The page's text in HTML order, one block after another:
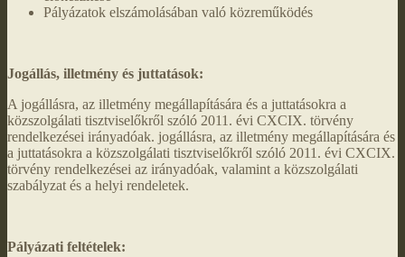
Pályázatok elszámolásában való közreműködés
Jogállás, illetmény és juttatások:
A jogállásra, az illetmény megállapítására és a juttatásokra a
közszolgálati tisztviselőkről szóló 2011. évi CXCIX. törvény
rendelkezései irányadóak. jogállásra, az illetmény megállapítására és
a juttatásokra a közszolgálati tisztviselőkről szóló 2011. évi CXCIX.
törvény rendelkezései az irányadóak, valamint a közszolgálati
szabályzat és a helyi rendeletek.
Pályázati feltételek: